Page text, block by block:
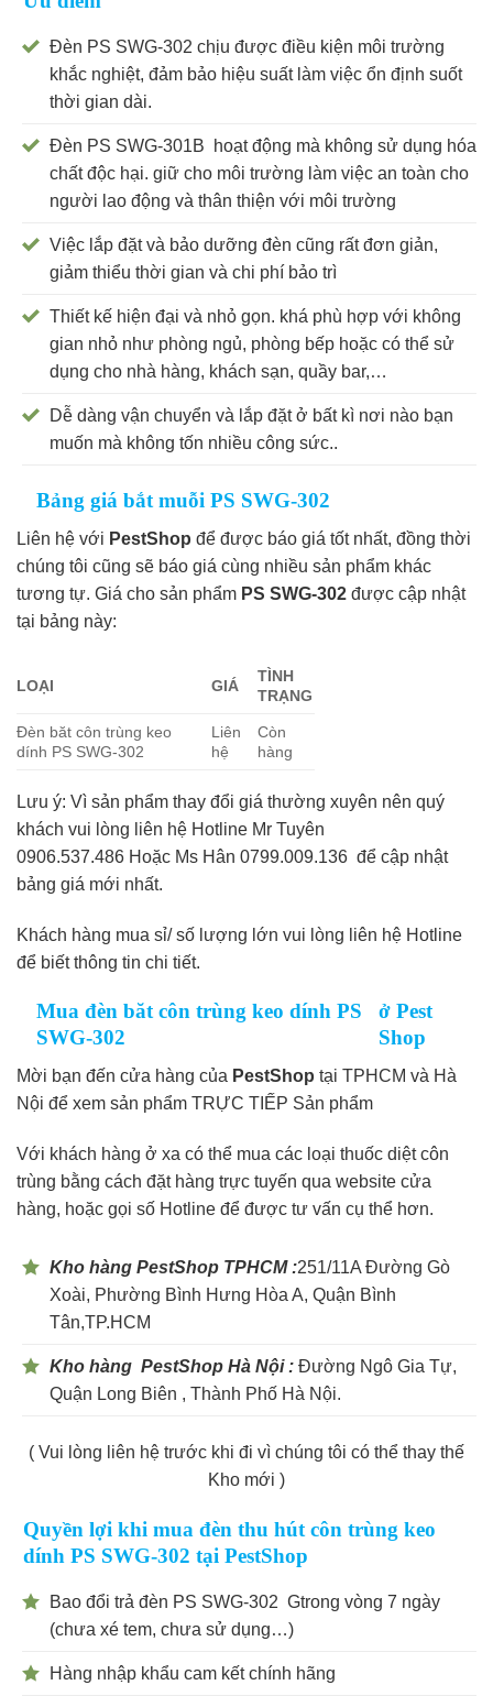
Đèn PS SWG-302 chịu được điều kiện môi trường
khắc nghiệt, đảm bảo hiệu suất làm việc ổn định suốt
thời gian dài.
Đèn PS SWG-301B hoạt động mà không sử dụng hóa
chất độc hại. giữ cho môi trường làm việc an toàn cho
người lao động và thân thiện với môi trường
Việc lắp đặt và bảo dưỡng đèn cũng rất đơn giản,
giảm thiểu thời gian và chi phí bảo trì
Thiết kế hiện đại và nhỏ gọn. khá phù hợp với không
gian nhỏ như phòng ngủ, phòng bếp hoặc có thể sử
dụng cho nhà hàng, khách sạn, quầy bar,…
Dễ dàng vận chuyển và lắp đặt ở bất kì nơi nào bạn
muốn mà không tốn nhiều công sức..
Bảng giá bắt muỗi PS SWG-302
Liên hệ với PestShop để được báo giá tốt nhất, đồng thời
chúng tôi cũng sẽ báo giá cùng nhiều sản phẩm khác
tương tự. Giá cho sản phẩm PS SWG-302 được cập nhật
tại bảng này:
LOẠI GIÁ
TÌNH
TRẠNG
Đèn băt côn trùng keo
dính PS SWG-302
Liên
hệ
Còn
hàng
Lưu ý: Vì sản phẩm thay đổi giá thường xuyên nên quý
khách vui lòng liên hệ Hotline Mr Tuyên
0906.537.486 Hoặc Ms Hân 0799.009.136 để cập nhật
bảng giá mới nhất.
Khách hàng mua sỉ/ số lượng lớn vui lòng liên hệ Hotline
để biết thông tin chi tiết.
Mua đèn băt côn trùng keo dính PS
SWG-302
ở Pest
Shop
Mời bạn đến cửa hàng của PestShop tại TPHCM và Hà
Nội để xem sản phẩm TRỰC TIẾP Sản phẩm
Với khách hàng ở xa có thể mua các loại thuốc diệt côn
trùng bằng cách đặt hàng trực tuyến qua website cửa
hàng, hoặc gọi số Hotline để được tư vấn cụ thể hơn.
Kho hàng PestShop TPHCM :251/11A Đường Gò
Xoài, Phường Bình Hưng Hòa A, Quận Bình
Tân,TP.HCM
Kho hàng PestShop Hà Nội : Đường Ngô Gia Tự,
Quận Long Biên , Thành Phố Hà Nội.
( Vui lòng liên hệ trước khi đi vì chúng tôi có thể thay thế
Kho mới )
Quyền lợi khi mua đèn thu hút côn trùng keo
dính PS SWG-302 tại PestShop
Bao đổi trả đèn PS SWG-302 Gtrong vòng 7 ngày
(chưa xé tem, chưa sử dụng…)
Hàng nhập khẩu cam kết chính hãng